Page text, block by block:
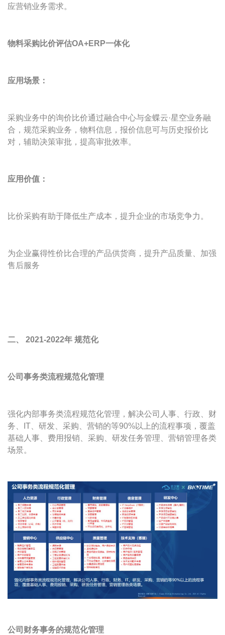
应营销业务需求。
物料采购比价评估OA+ERP一体化
应用场景：
采购业务中的询价比价通过融合中心与金蝶云·星空业务融
合，规范采购业务，物料信息，报价信息可与历史报价比
对，辅助决策审批，提高审批效率。
应用价值：
比价采购有助于降低生产成本，提升企业的市场竞争力。
为企业赢得性价比合理的产品供货商，提升产品质量、加强
售后服务
二、 2021-2022年 规范化
公司事务类流程规范化管理
强化内部事务类流程规范化管理，解决公司人事、行政、财
务、IT、研发、采购、营销的等90%以上的流程事项，覆盖
基础人事、费用报销、采购、研发任务管理、营销管理各类
场景。
公司财务事务的规范化管理